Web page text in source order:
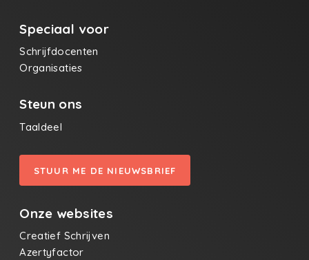
Speciaal voor
Schrijfdocenten
Organisaties
Steun ons
Taaldeel
STUUR ME DE NIEUWSBRIEF
Onze websites
Creatief Schrijven
Azertyfactor